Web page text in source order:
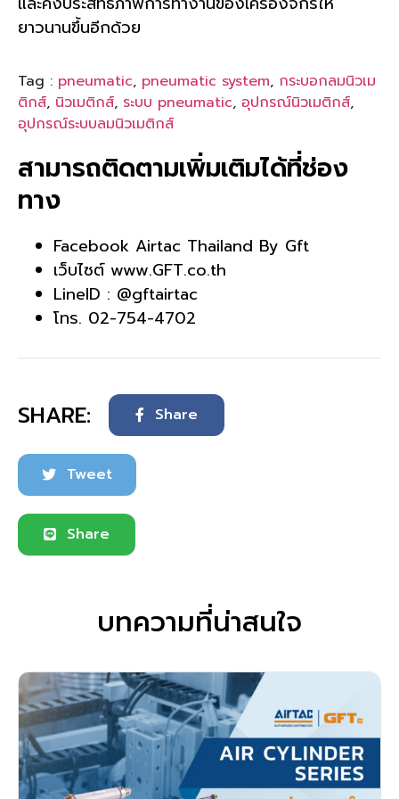
ยาวนานขึ้นอีกด้วย
Tag : pneumatic, pneumatic system, กระบอกลมนิวเม
ติกส์, นิวเมติกส์, ระบบ pneumatic, อุปกรณ์นิวเมติกส์,
อุปกรณ์ระบบลมนิวเมติกส์
สามารถติดตามเพิ่มเติมได้ที่ช่อง
ทาง
Facebook Airtac Thailand By Gft
เว็บไซต์www.GFT.co.th
LineID : @gftairtac
โทร. 02-754-4702
SHARE: Share
Tweet
Share
บทความที่น่าสนใจ